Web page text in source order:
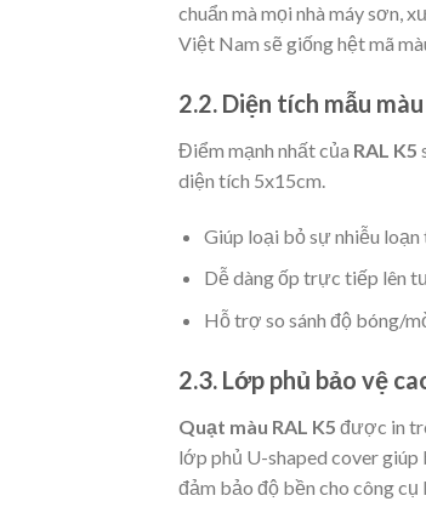
chuẩn mà mọi nhà máy sơn,
Việt Nam sẽ giống hệt mã
2.2. Diện tích mẫu
Điểm mạnh nhất của RAL K5
diện tích 5x15cm.
Giúp loại bỏ sự nhiễu loạn
Dễ dàng ốp trực tiếp lên
Hỗ trợ so sánh độ bóng/
2.3. Lớp phủ bảo vệ
Quạt màu RAL K5 được in
lớp phủ U-shaped cover giúp
đảm bảo độ bền cho công cụ